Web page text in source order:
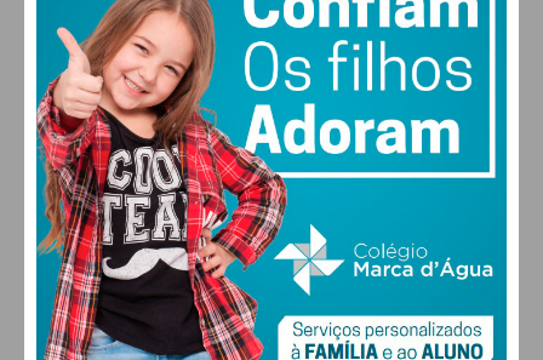
30°
QUI
30
SEX
30
SÁB
28 °
DOM
ALTERAR